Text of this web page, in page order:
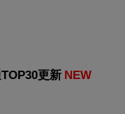
TOP30更新 NEW